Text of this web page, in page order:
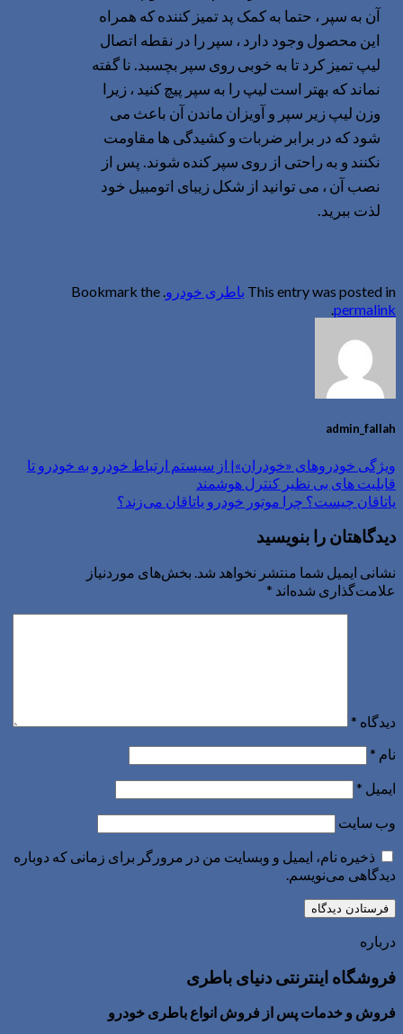
آن به سپر ، حتما به کمک پد تمیز کننده که همراه
این محصول وجود دارد ، سپر را در نقطه اتصال
لیپ تمیز کرد تا به خوبی روی سپر بچسبد. نا گفته
نماند که بهتر است لیپ را به سپر پیچ کنید ، زیرا
وزن لیپ زیر سپر و آویزان ماندن آن باعث می
شود که در برابر ضربات و کشیدگی ها مقاومت
نکنند و به راحتی از روی سپر کنده شوند. پس از
نصب آن ، می توانید از شکل زیبای اتومبیل خود
لذت ببرید.
This entry was posted in باطری خودرو. Bookmark the
permalink
.
admin_fallah
ویژگی خودروهای «خودران»| از سیستم ارتباط خودرو به خودرو تا
قابلیت های بی نظیر کنترل هوشمند
یاتاقان چیست؟ چرا موتور خودرو یاتاقان می‌زند؟
دیدگاهتان را بنویسید
نشانی ایمیل شما منتشر نخواهد شد. بخش‌های موردنیاز
علامت‌گذاری شده‌اند *
دیدگاه *
نام *
ایمیل *
وب‌ سایت
ذخیره نام، ایمیل و وبسایت من در مرورگر برای زمانی که دوباره
دیدگاهی می‌نویسم.
درباره
فروشگاه اینترنتی دنیای باطری
فروش و خدمات پس از فروش انواع باطری خودرو